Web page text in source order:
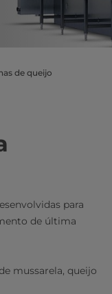
de queijo
para
de última
mussarela, queijo